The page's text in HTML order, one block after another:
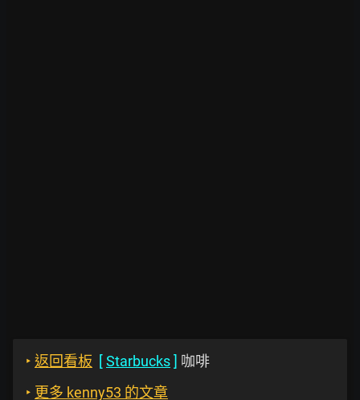
‣ 返回看板 [Starbucks] 咖啡
‣ 更多 kenny53 的文章